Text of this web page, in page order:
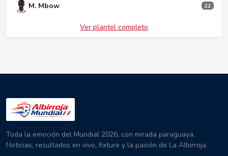
M. Mbow 22
Ver plantel completo
Toda la emoción del Mundial 2026, con mirada paraguaya.
Noticias, resultados en vivo, fixture y la pasión de La Albirroja.